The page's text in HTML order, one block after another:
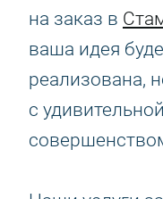
на заказ в
ваша идея
реализована,
с